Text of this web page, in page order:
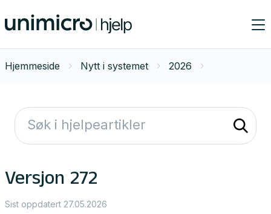
Hjemmeside Nytt i systemet 2026
Versjon 272
Sist oppdatert 27.05.2026